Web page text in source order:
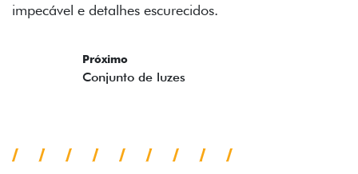
impecável e detalhes escurecidos.
Próximo
Conjunto de luzes